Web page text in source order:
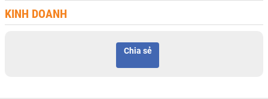
KINH DOANH
Chia sẻ